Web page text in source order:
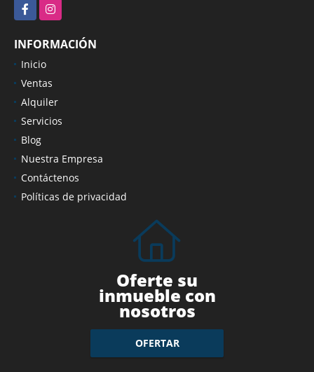
FacebookInstagram
INFORMACIÓN
Inicio
Ventas
Alquiler
Servicios
Blog
Nuestra Empresa
Contáctenos
Políticas de privacidad
Oferte su
inmueble con
nosotros
OFERTAR